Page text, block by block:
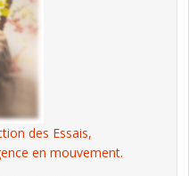
des Essais,
en mouvement.